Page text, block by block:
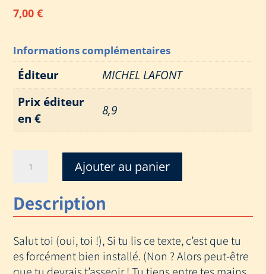
7,00€
Informations complémentaires
Éditeur
MICHEL LAFONT
Prix éditeur
en €
8,9
ALIENS
ATTAQUENT
Ajouter au panier
Description
Salut toi (oui, toi !), Si tu lis ce texte, c’est que tu
es forcément bien installé. (Non ? Alors peut-être